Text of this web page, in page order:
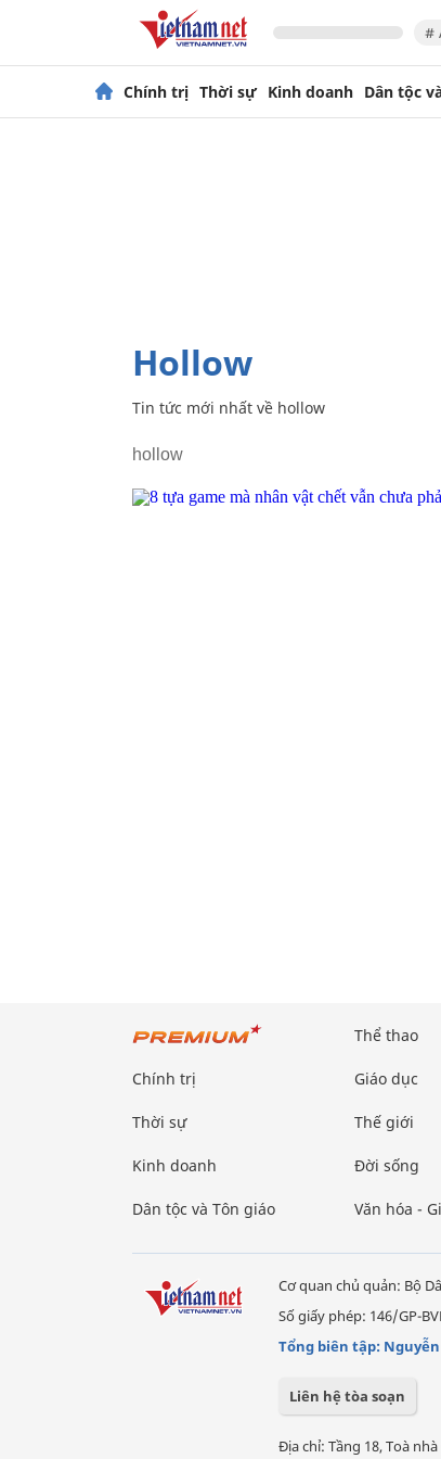
#
Chính trị Thời sự Kinh doanh Dân tộc
hollow
Tin tức mới nhất về hollow
hollow
Chính trị
Thời sự
Kinh doanh
Dân tộc và Tôn giáo
Thể thao
Giáo dục
Thế giới
Đời sống
Văn hóa -
Cơ quan chủ quản: Bộ
Số giấy phép: 146/GP-
Tổng biên tập: Nguyễn
Liên hệ tòa soạn
Địa chỉ: Tầng 18, Toà